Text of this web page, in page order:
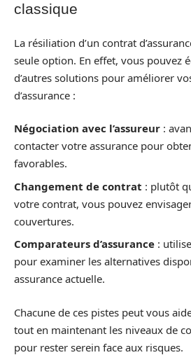
classique
La résiliation d’un contrat
seule option. En effet, vous pouvez
d’autres solutions pour améliorer
d’assurance :
Négociation avec l’assureur :
contacter votre assurance pour
favorables.
Changement de contrat : plutôt
votre contrat, vous pouvez
couvertures.
Comparateurs d’assurance :
pour examiner les alternatives
assurance actuelle.
Chacune de ces pistes peut vous
tout en maintenant les niveaux de
pour rester serein face aux risques.